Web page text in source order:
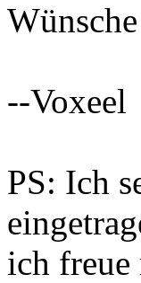
--Voxeel
PS: Ich
ich freue